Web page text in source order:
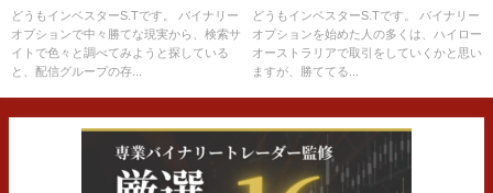
とは？LINE配信の特徴を解説！
どうもインベスターS.Tです。 バイナリー
オプションで中々勝てな現実から、検索サ
イトで色々と調べてみようと探している
と、配信グループの存...
率を50%以上にあげるために
は？
どうもインベスターS.Tです。 バイナリー
オプションを始めた人の多くは、ハイロー
オーストラリアで取引をしていくかと思い
ますが、勝ててる...